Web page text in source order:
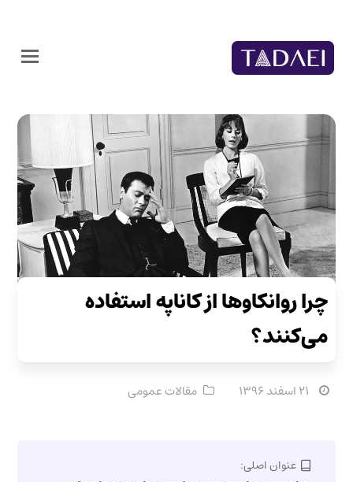
چرا روانکاوها از کاناپه استفاده
می‌کنند؟
۲۱ اسفند ۱۳۹۶ مقالات عمومی
عنوان اصلی: